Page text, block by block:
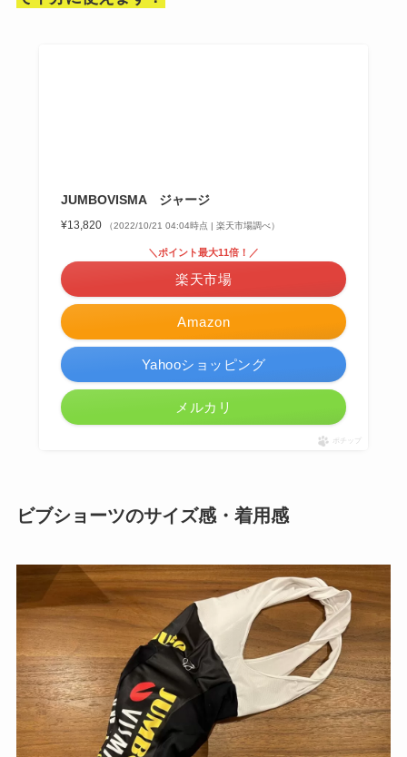
JUMBOVISMA ジャージ
¥13,820 （2022/10/21 04:04時点 | 楽天市場調べ）
Amazon
＼ポイント最大11倍！／
楽天市場
Yahooショッピング
メルカリ
ポチップ
ビブショーツのサイズ感・着用感